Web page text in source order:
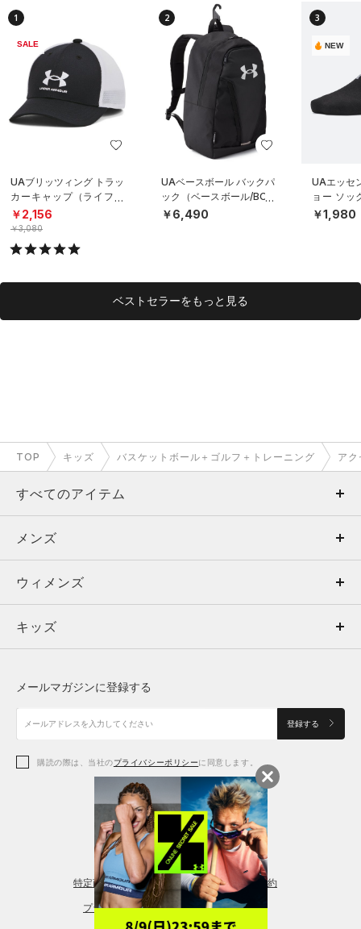
1
SALE
UAブリッツィング トラッ
カーキャップ（ライフス
タイル/BOYS）
￥2,156
￥3,080
2
UAベースボール バックパ
ック（ベースボール/BOY
S）
￥6,490
3
NEW
UAエッセ
ョー ソッ
ト）（ト
S）
￥1,980
ベストセラーをもっと見る
TOP キッズ バスケットボール＋ゴルフ＋トレーニング ア
すべてのアイテム
メンズ
ウィメンズ
キッズ
アクセサリー
メンズ
トップス
ボトムス
アクセサリー
ウィメンズ
トップス
シューズ
アクセサリー
レギンス＆タイツ
キッズ
シューズ
メールマガジンに登録する
登録する
購読の際は、当社のプライバシーポリシーに同意します。
特定商取引法に基づく通販の表記 会員規約
プライバシーポリシー